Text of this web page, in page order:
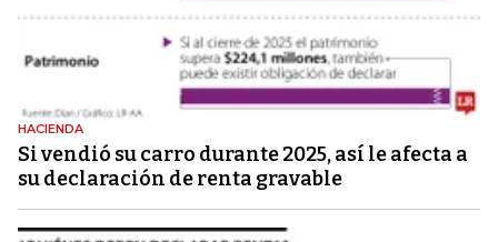
HACIENDA
Si vendió su carro durante 2025, así le afecta a
su declaración de renta gravable